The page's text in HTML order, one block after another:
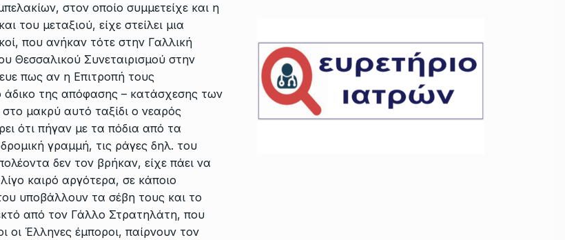
στον οποίο συμμετείχε και η
του μεταξιού, είχε στείλει μια
που ανήκαν τότε στην Γαλλική
Θεσσαλικού Συνεταιρισμού στην
πως αν η Επιτροπή τους
άδικο της απόφασης – κατάσχεσης των
μακρύ αυτό ταξίδι ο νεαρός
ότι πήγαν με τα πόδια από τα
γραμμή, τις ράγες δηλ. του
δεν τον βρήκαν, είχε πάει να
καιρό αργότερα, σε κάποιο
υποβάλλουν τα σέβη τους και το
από τον Γάλλο Στρατηλάτη, που
οι Έλληνες έμποροι, παίρνουν τον